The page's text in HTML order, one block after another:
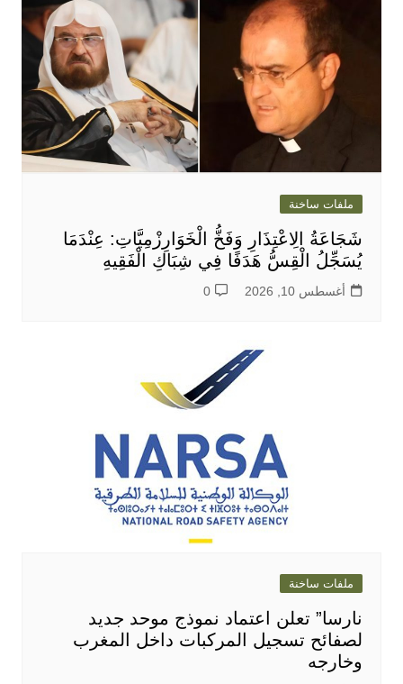
ملفات ساخنة
شَجَاعَةُ الِاعْتِذَارِ وَفَخُّ الْخَوَارِزْمِيَّاتِ: عِنْدَمَا
يُسَجِّلُ الْقِسُّ هَدَفًا فِي شِبَاكِ الْفَقِيهِ
أغسطس 10, 2026 0
ملفات ساخنة
نارسا” تعلن اعتماد نموذج موحد جديد
لصفائح تسجيل المركبات داخل المغرب
وخارجه